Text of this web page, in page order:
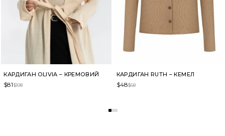
КАРДИГАН OLIVIA – КРЕМОВИЙ
$108
$81
КАРДИГАН RUTH – КЕМЕЛ
$68
$48